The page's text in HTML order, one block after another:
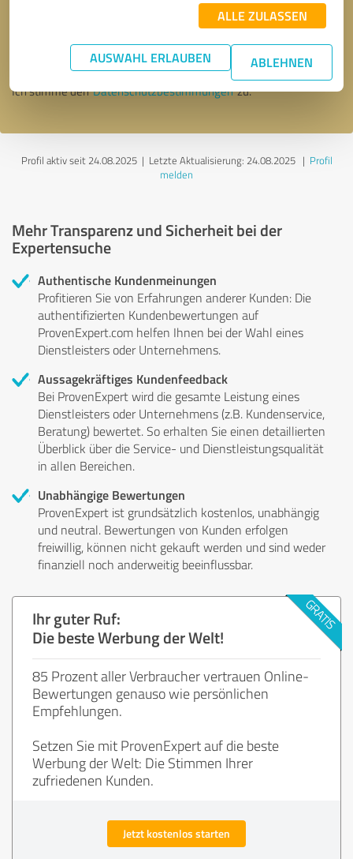
ALLE ZULASSEN
AUSWAHL ERLAUBEN ABLEHNEN
* Erforderliche Angaben
Nachricht senden
Ich stimme denDatenschutzbestimmungenzu.
Profil aktiv seit 24.08.2025 | Letzte Aktualisierung: 24.08.2025| Profil
melden
Mehr Transparenz und Sicherheit bei der
Expertensuche
Authentische Kundenmeinungen
Profitieren Sie von Erfahrungen anderer Kunden: Die
authentifizierten Kundenbewertungen auf
ProvenExpert.com helfen Ihnen bei der Wahl eines
Dienstleisters oder Unternehmens.
Aussagekräftiges Kundenfeedback
Bei ProvenExpert wird die gesamte Leistung eines
Dienstleisters oder Unternehmens (z.B. Kundenservice,
Beratung) bewertet. So erhalten Sie einen detaillierten
Überblick über die Service- und Dienstleistungsqualität
in allen Bereichen.
Unabhängige Bewertungen
ProvenExpert ist grundsätzlich kostenlos, unabhängig
und neutral. Bewertungen von Kunden erfolgen
freiwillig, können nicht gekauft werden und sind weder
finanziell noch anderweitig beeinflussbar.
Ihr guter Ruf:
Die beste Werbung der Welt!
85 Prozent aller Verbraucher vertrauen Online-
Bewertungen genauso wie persönlichen
Empfehlungen.
Setzen Sie mit ProvenExpert auf die beste
Werbung der Welt: Die Stimmen Ihrer
zufriedenen Kunden.
Jetzt kostenlos starten